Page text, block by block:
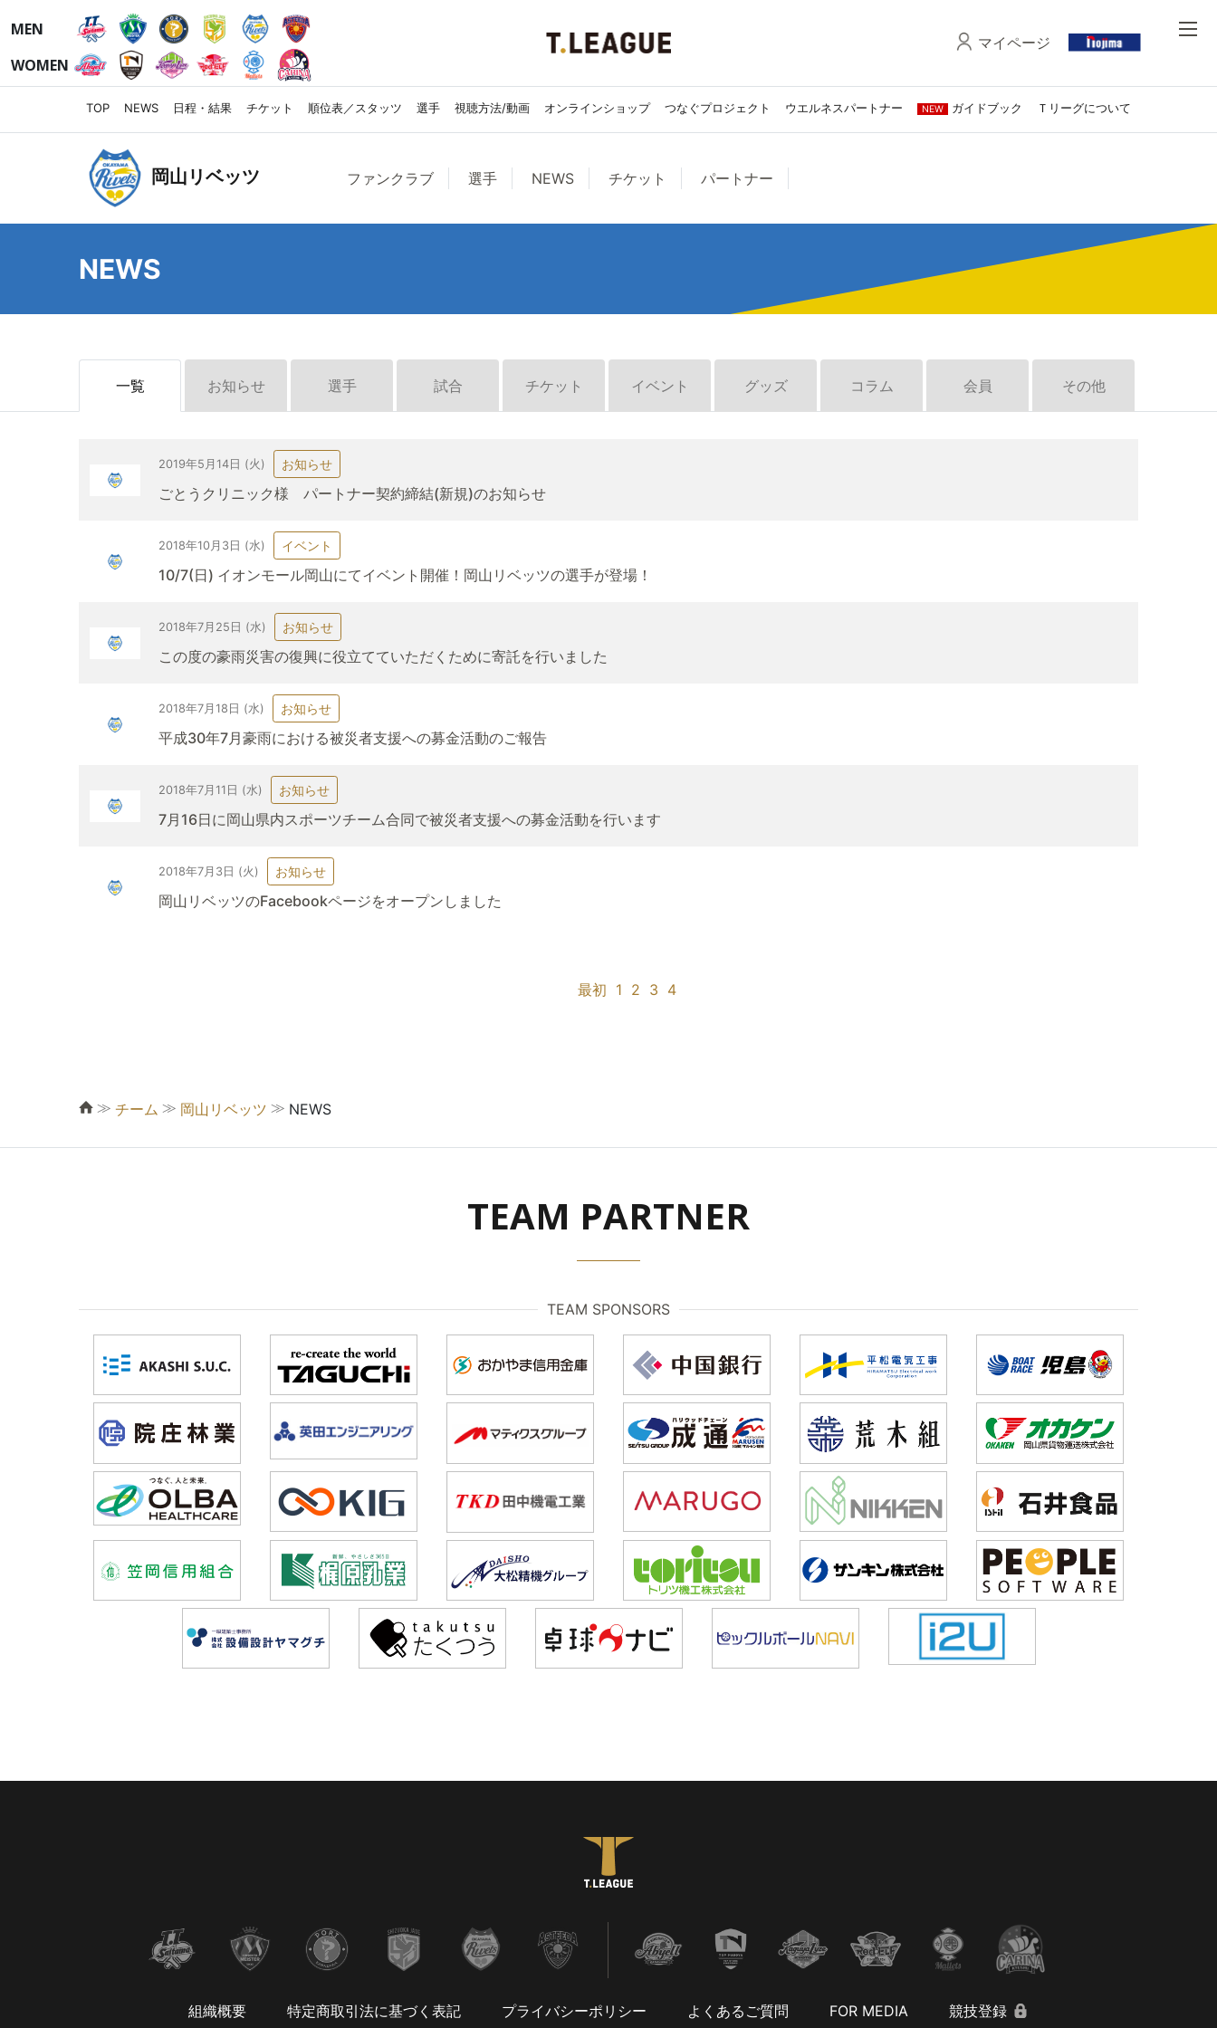
MEN
WOMEN
マイページ
TOP NEWS 日程・結果 チケット 順位表／スタッツ 選手 視聴方法/動画 オンラインショップ つなぐプロジェクト ウエルネスパートナー NEW ガイドブック Ｔリーグについて
岡山リベッツ ファンクラブ 選手 NEWS チケット パートナー
NEWS
一覧 お知らせ 選手 試合 チケット イベント グッズ コラム 会員 その他
2019年5月14日 (火) お知らせ
ごとうクリニック様 パートナー契約締結(新規)のお知らせ
2018年10月3日 (水) イベント
10/7(日) イオンモール岡山にてイベント開催！岡山リベッツの選手が登場！
2018年7月25日 (水) お知らせ
この度の豪雨災害の復興に役立てていただくために寄託を行いました
2018年7月18日 (水) お知らせ
平成30年7月豪雨における被災者支援への募金活動のご報告
2018年7月11日 (水) お知らせ
7月16日に岡山県内スポーツチーム合同で被災者支援への募金活動を行います
2018年7月3日 (火) お知らせ
岡山リベッツのFacebookページをオープンしました
最初 1 2 3 4
≫ チーム ≫ 岡山リベッツ ≫ NEWS
TEAM PARTNER
TEAM SPONSORS
組織概要 特定商取引法に基づく表記 プライバシーポリシー よくあるご質問 FOR MEDIA 競技登録